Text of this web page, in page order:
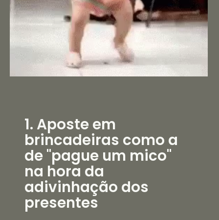
1. Aposte em
brincadeiras como a
de "pague um mico"
na hora da
adivinhação dos
presentes